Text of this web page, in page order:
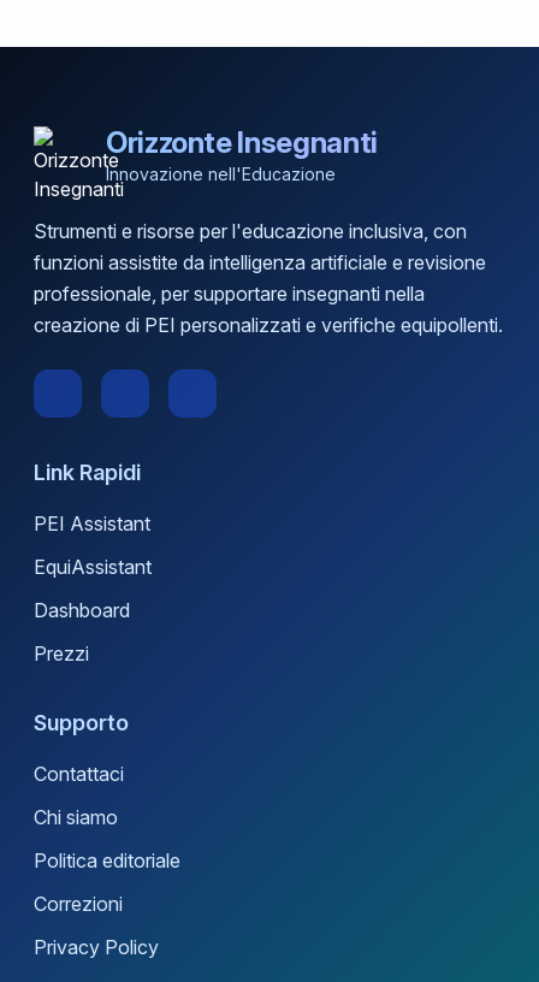
Orizzonte Insegnanti
Innovazione nell'Educazione
Strumenti e risorse per l'educazione inclusiva, con
funzioni assistite da intelligenza artificiale e revisione
professionale, per supportare insegnanti nella
creazione di PEI personalizzati e verifiche equipollenti.
Link Rapidi
PEI Assistant
EquiAssistant
Dashboard
Prezzi
Supporto
Contattaci
Chi siamo
Politica editoriale
Correzioni
Privacy Policy